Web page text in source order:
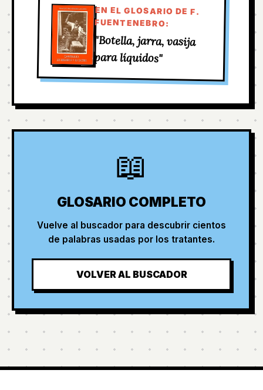
EN EL GLOSARIO DE F.
FUENTENEBRO:
"Botella, jarra, vasija
para líquidos"
📖
GLOSARIO COMPLETO
Vuelve al buscador para descubrir cientos
de palabras usadas por los tratantes.
VOLVER AL BUSCADOR